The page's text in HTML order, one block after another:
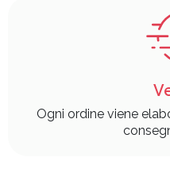
Ogni ordine viene